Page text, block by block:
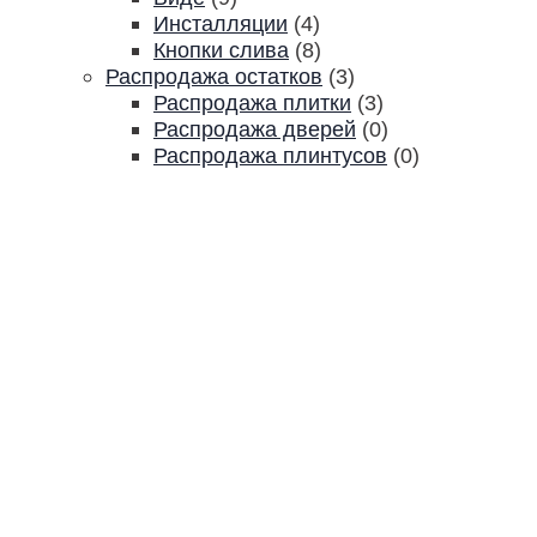
Инсталляции (4)
Кнопки слива (8)
Распродажа остатков (3)
Распродажа плитки (3)
Распродажа дверей (0)
Распродажа плинтусов (0)